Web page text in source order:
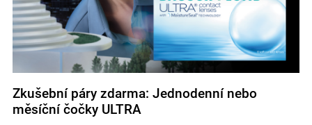
Zkušební páry zdarma: Jednodenní nebo
měsíční čočky ULTRA